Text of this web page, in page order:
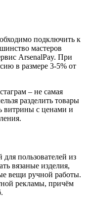
подключить к
мастеров
ArsenalPay. При
в размере 3-5% от
– не самая
разделить товары
витрины с ценами и
пользователей из
вязаные изделия,
вещи ручной работы.
рекламы, причём